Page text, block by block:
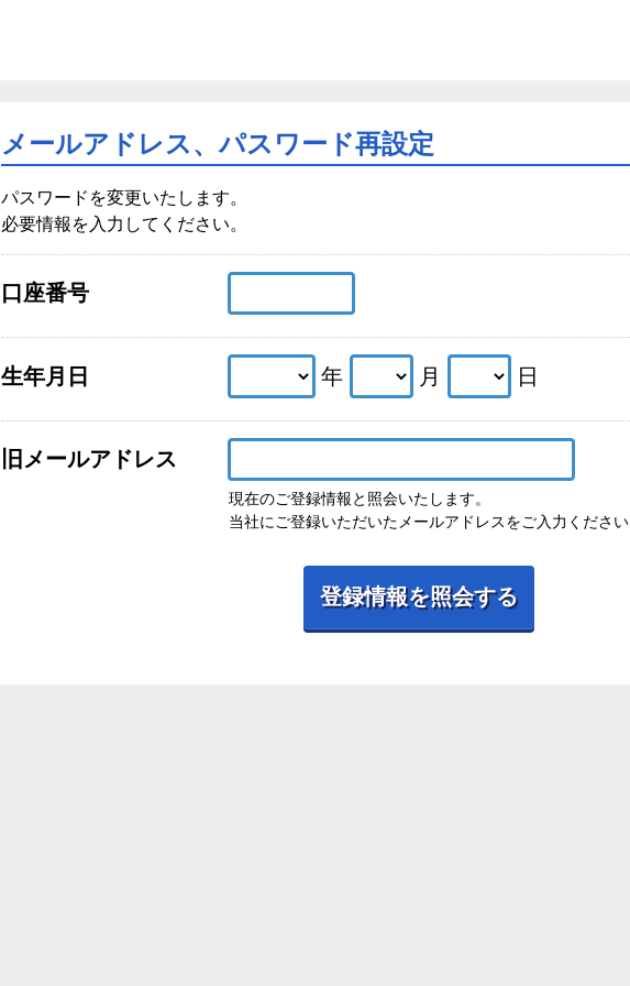
メールアドレス、パスワード再設定
パスワードを変更いたします。
必要情報を入力してください。
口座番号
生年月日 年 月 日
旧メールアドレス
現在のご登録情報と照会いたします。
当社にご登録いただいたメールアドレスをご入力ください